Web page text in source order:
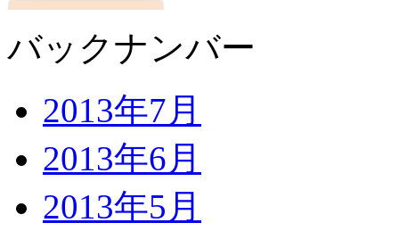
バックナンバー
2013年7月
2013年6月
2013年5月